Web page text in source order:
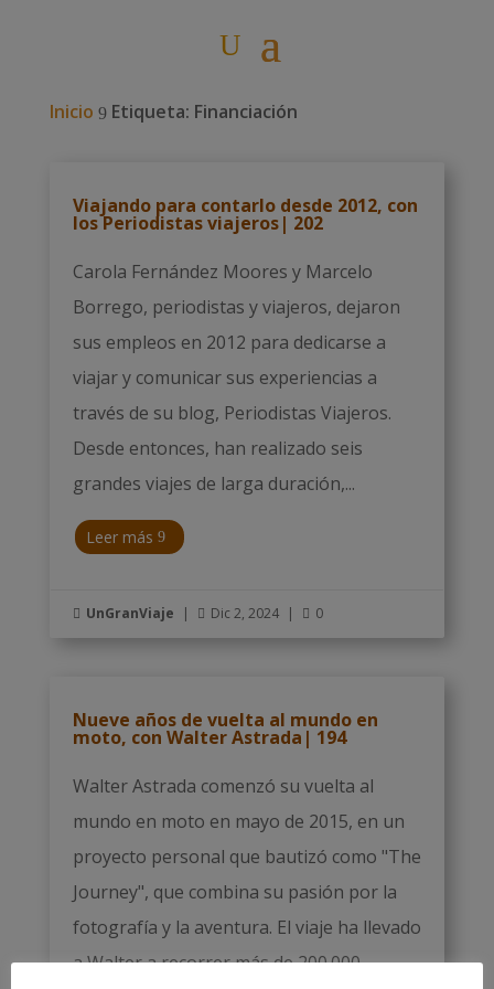
Inicio 9 Etiqueta: Financiación
Viajando para contarlo desde 2012, con
los Periodistas viajeros| 202
Carola Fernández Moores y Marcelo
Borrego, periodistas y viajeros, dejaron
sus empleos en 2012 para dedicarse a
viajar y comunicar sus experiencias a
través de su blog, Periodistas Viajeros.
Desde entonces, han realizado seis
grandes viajes de larga duración,...
Leer más
 UnGranViaje |  Dic 2, 2024 |  0
Nueve años de vuelta al mundo en
moto, con Walter Astrada| 194
Walter Astrada comenzó su vuelta al
mundo en moto en mayo de 2015, en un
proyecto personal que bautizó como "The
Journey", que combina su pasión por la
fotografía y la aventura. El viaje ha llevado
a Walter a recorrer más de 200.000